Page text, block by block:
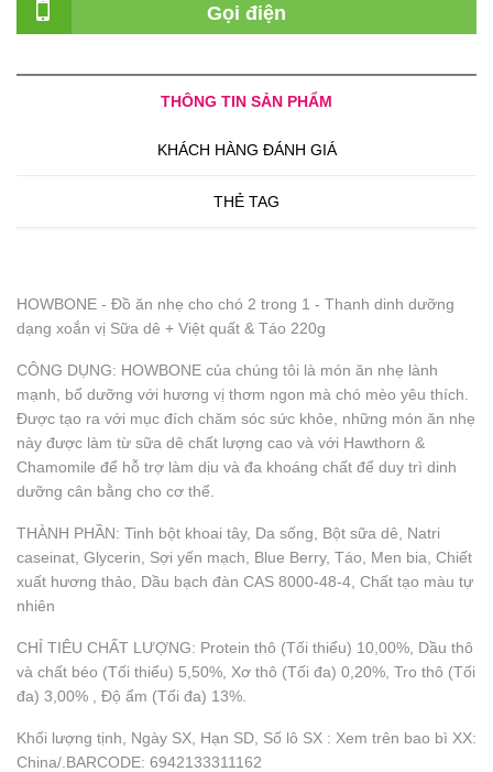
Gọi điện
THÔNG TIN SẢN PHẨM
KHÁCH HÀNG ĐÁNH GIÁ
THẺ TAG
HOWBONE - Đồ ăn nhẹ cho chó 2 trong 1 - Thanh dinh dưỡng
dạng xoắn vị Sữa dê + Việt quất & Táo 220g
CÔNG DỤNG: HOWBONE của chúng tôi là món ăn nhẹ lành
mạnh, bổ dưỡng với hương vị thơm ngon mà chó mèo yêu thích.
Được tạo ra với mục đích chăm sóc sức khỏe, những món ăn nhẹ
này được làm từ sữa dê chất lượng cao và với Hawthorn &
Chamomile để hỗ trợ làm dịu và đa khoáng chất để duy trì dinh
dưỡng cân bằng cho cơ thể.
THÀNH PHẦN: Tinh bột khoai tây, Da sống, Bột sữa dê, Natri
caseinat, Glycerin, Sợi yến mạch, Blue Berry, Táo, Men bia, Chiết
xuất hương thảo, Dầu bạch đàn CAS 8000-48-4, Chất tạo màu tự
nhiên
CHỈ TIÊU CHẤT LƯỢNG: Protein thô (Tối thiểu) 10,00%, Dầu thô
và chất béo (Tối thiểu) 5,50%, Xơ thô (Tối đa) 0,20%, Tro thô (Tối
đa) 3,00% , Độ ẩm (Tối đa) 13%.
Khối lượng tịnh, Ngày SX, Hạn SD, Số lô SX : Xem trên bao bì XX:
China/.BARCODE: 6942133311162